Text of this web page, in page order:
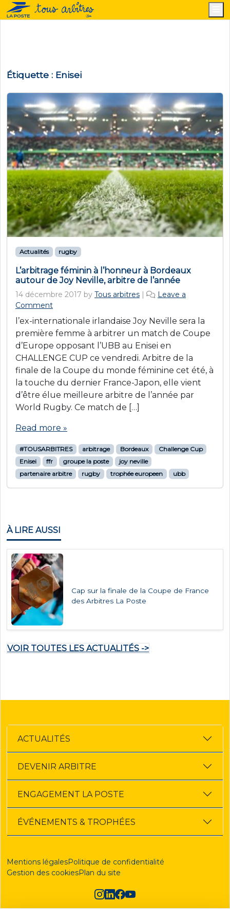
Étiquette : Enisei
Actualités rugby
L’arbitrage féminin à l’honneur à Bordeaux
autour de Joy Neville, arbitre de l’année
14 décembre 2017 by Tous arbitres |
Leave a
Comment
l’ex-internationale irlandaise Joy Neville sera la
première femme à arbitrer un match de Coupe
d’Europe opposant l’UBB au Enisei en
CHALLENGE CUP ce vendredi. Arbitre de la
finale de la Coupe du monde féminine cet été, à
la touche du dernier France-Japon, elle vient
d’être élue meilleure arbitre de l’année par
World Rugby. Ce match de […]
Read more »
#TOUSARBITRES arbitrage Bordeaux
Challenge Cup
Enisei
ffr groupe la poste
joy neville
partenaire arbitre
rugby trophée europeen ubb
À LIRE AUSSI
Cap sur la finale de la Coupe de France
des Arbitres La Poste
VOIR TOUTES LES ACTUALITÉS ->
ACTUALITÉS
DEVENIR ARBITRE
ENGAGEMENT LA POSTE
ÉVÉNEMENTS & TROPHÉES
Mentions légalesPolitique de confidentialité
Gestion des cookiesPlan du site